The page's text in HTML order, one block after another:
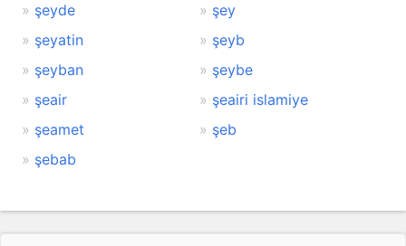
şeyde
şey
şeyatin
şeyb
şeyban
şeybe
şeair
şeairi islamiye
şeamet
şeb
şebab